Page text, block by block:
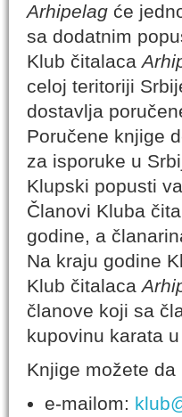
Arhipelag će
sa dodatnim
Klub čitalaca
celoj teritoriji
dostavlja
Poručene knjige
za isporuke u
Klupski popusti
Članovi Kluba
godine, a
Na kraju godine
Klub čitalaca
članove koji sa
kupovinu karata
Knjige možete da
e-mailom: